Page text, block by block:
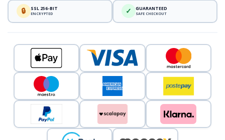
🔒 SSL 256-BIT
ENCRYPTED ✓ GUARANTEED
SAFE CHECKOUT